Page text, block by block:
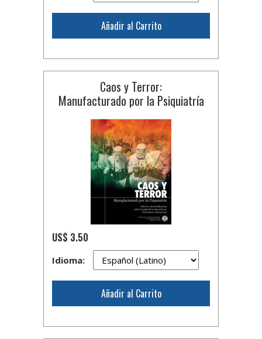
Añadir al Carrito
Caos y Terror:
Manufacturado por la Psiquiatría
US$ 3.50
Idioma:
Añadir al Carrito